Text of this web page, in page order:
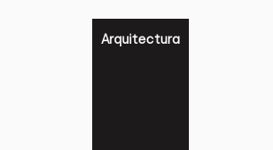
Arquitectura